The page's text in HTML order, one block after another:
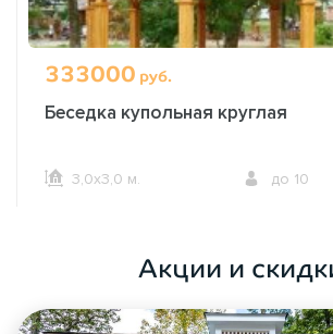
333000 руб.
Беседка купольная круглая
3,0х3,0 м. до 10
Акции и